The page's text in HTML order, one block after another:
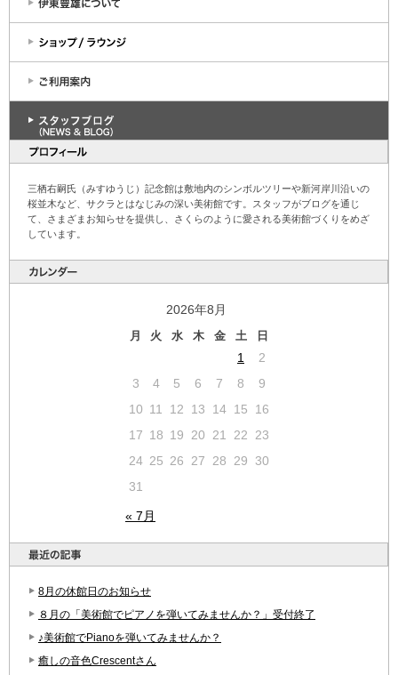
三栖右嗣氏（みすゆうじ）記念館は敷地内のシンボルツリーや新河岸川沿いの
桜並木など、サクラとはなじみの深い美術館です。スタッフがブログを通じ
て、さまざまお知らせを提供し、さくらのように愛される美術館づくりをめざ
しています。
2026年8月
月 火 水 木 金 土 日
« 7月
1
2
3
4 5 6 7 8
9
10 11 12 13 14 15
16
17 18 19 20 21 22
23
24 25 26 27 28 29
30
31
8月の休館日のお知らせ
８月の「美術館でピアノを弾いてみませんか？」受付終了
♪美術館でPianoを弾いてみませんか？
癒しの音色Crescentさん